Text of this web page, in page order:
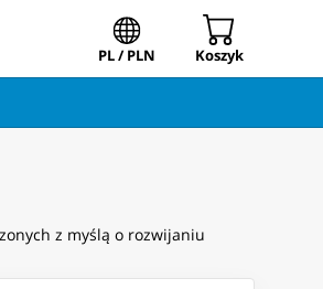
PL / PLN Koszyk
z myślą o rozwijaniu